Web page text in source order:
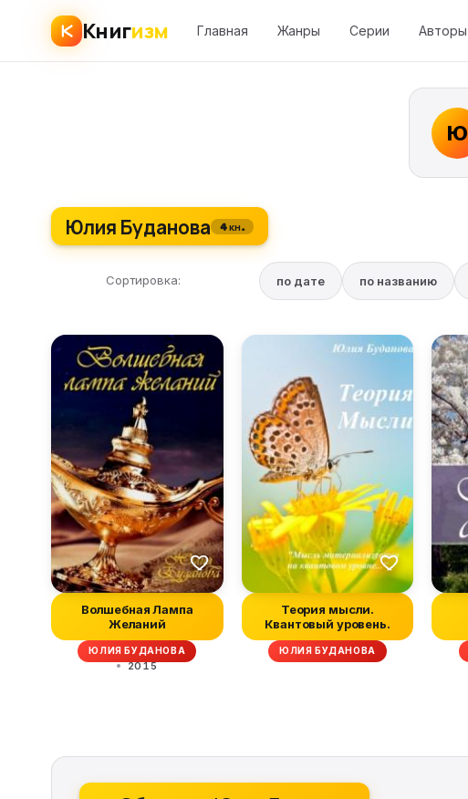
Книгизм Главная Жанры Серии Авторы
Ю
Юлия Буданова 4 кн.
Сортировка: по дате по названию
Волшебная Лампа
Желаний
ЮЛИЯ БУДАНОВА
2015
Теория мысли.
Квантовый уровень.
ЮЛИЯ БУДАНОВА